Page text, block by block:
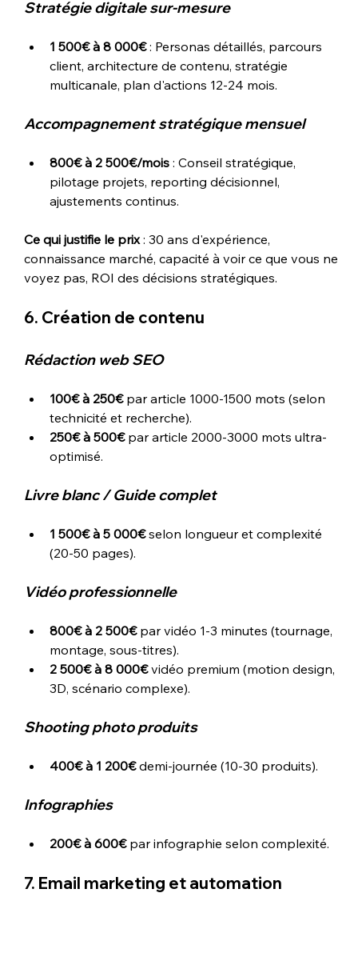
Stratégie digitale sur-mesure
1 500€ à 8 000€ : Personas détaillés, parcours
client, architecture de contenu, stratégie
multicanale, plan d'actions 12-24 mois.
Accompagnement stratégique mensuel
800€ à 2 500€/mois : Conseil stratégique,
pilotage projets, reporting décisionnel,
ajustements continus.
Ce qui justifie le prix : 30 ans d'expérience,
connaissance marché, capacité à voir ce que vous ne
voyez pas, ROI des décisions stratégiques.
6. Création de contenu
Rédaction web SEO
100€ à 250€ par article 1000-1500 mots (selon
technicité et recherche).
250€ à 500€ par article 2000-3000 mots ultra-
optimisé.
Livre blanc / Guide complet
1 500€ à 5 000€ selon longueur et complexité
(20-50 pages).
Vidéo professionnelle
800€ à 2 500€ par vidéo 1-3 minutes (tournage,
montage, sous-titres).
2 500€ à 8 000€ vidéo premium (motion design,
3D, scénario complexe).
Shooting photo produits
400€ à 1 200€ demi-journée (10-30 produits).
Infographies
200€ à 600€ par infographie selon complexité.
7. Email marketing et automation